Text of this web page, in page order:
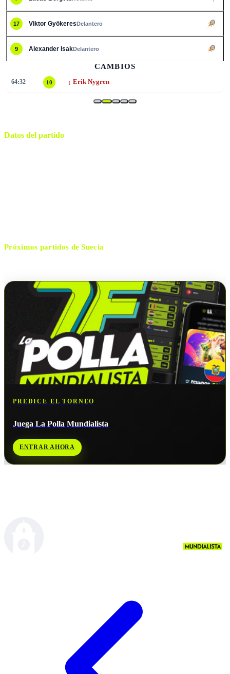
17 Viktor GyökeresDelantero
9 Alexander IsakDelantero
CAMBIOS
64:32 10 ↓ Erik Nygren
Datos del partido
Próximos partidos deSuecia
PREDICE EL TORNEO
Juega La Polla Mundialista
ENTRAR AHORA